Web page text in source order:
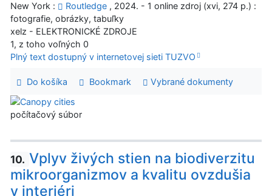
New York :
Routledge , 2024. - 1 online zdroj (xvi, 274 p.) :
fotografie, obrázky, tabuľky
xelz - ELEKTRONICKÉ ZDROJE
1, z toho voľných 0
Plný text dostupný v internetovej sieti TUZVO
Do košíka Bookmark Vybrané dokumenty
počítačový súbor
10. Vplyv živých stien na biodiverzitu
mikroorganizmov a kvalitu ovzdušia
v interiéri